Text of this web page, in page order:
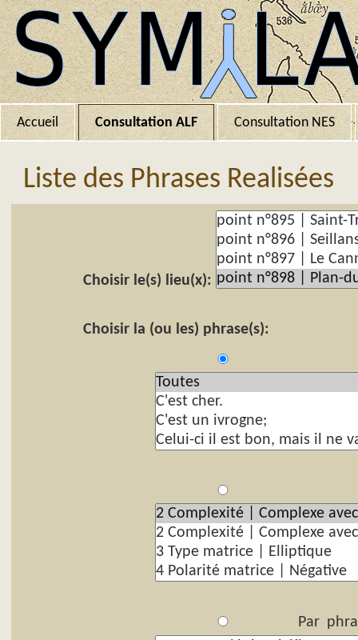
Accueil Consultation ALF Consultation NES
Liste des Phrases Realisées
Choisir le(s) lieu(x):
Choisir la (ou les) phrase(s):
Par